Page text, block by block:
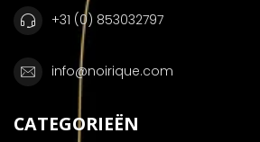
+31 (0) 853032797
info@noirique.com
CATEGORIEËN